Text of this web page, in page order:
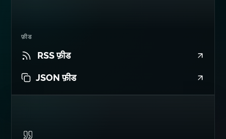
फ़ीड
RSS फ़ीड
JSON फ़ीड